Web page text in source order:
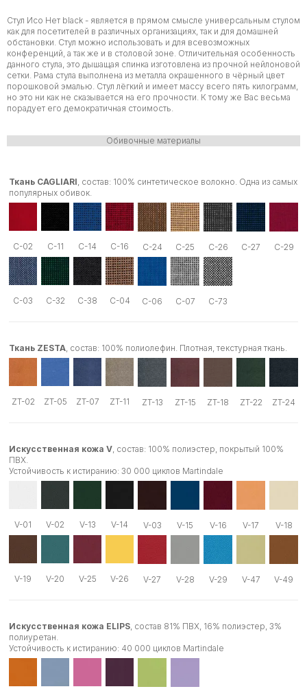
Стул Исо Нет black - является в прямом смысле универсальным стулом
как для посетителей в различных организациях, так и для домашней
обстановки. Стул можно использовать и для всевозможных
конференций, а так же и в столовой зоне. Отличительная особенность
данного стула, это дышащая спинка изготовлена из прочной нейлоновой
сетки. Рама стула выполнена из металла окрашенного в чёрный цвет
порошковой эмалью. Стул лёгкий и имеет массу всего пять килограмм,
но это ни как не сказывается на его прочности. К тому же Вас весьма
порадует его демократичная стоимость.
Обивочные материалы
Ткань CAGLIARI , состав: 100% синтетическое волокно. Одна из самых
популярных обивок.
С-02 С-11 С-14 С-16 С-24 С-25 С-26 С-27 С-29
C-03 C-32 C-38 C-04 C-06 C-07 C-73
Ткань ZESTA , состав: 100% полиолефин. Плотная, текстурная ткань.
ZT-02 ZT-05 ZT-07 ZT-11 ZT-13 ZT-15 ZT-18 ZT-22 ZT-24
Искусственная кожа V , состав: 100% полиэстер, покрытый 100%
ПВХ.
Устойчивость к истиранию: 30 000 циклов Martindale
V-01 V-02 V-13 V-14 V-03 V-15 V-16 V-17 V-18
V-19 V-20 V-25 V-26 V-27 V-28 V-29 V-47 V-49
Искусственная кожа ELIPS , состав 81% ПВХ, 16% полиэстер, 3%
полиуретан.
Устойчивость к истиранию: 40 000 циклов Martindale